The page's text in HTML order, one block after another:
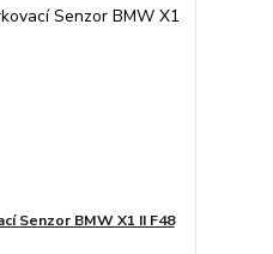
Senzor BMW X1 II F48